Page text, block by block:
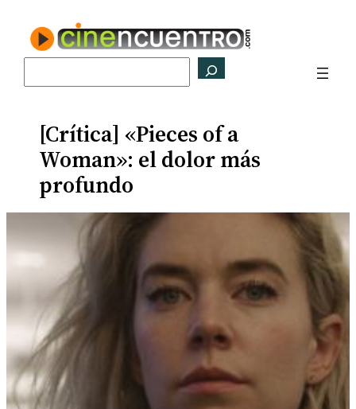
contenido
[Crítica] «Pieces of a
Woman»: el dolor más
profundo